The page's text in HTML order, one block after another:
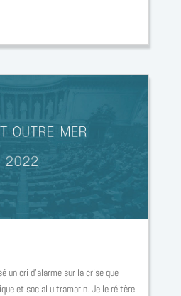
un cri d’alarme sur la crise que
et social ultramarin. Je le réitère